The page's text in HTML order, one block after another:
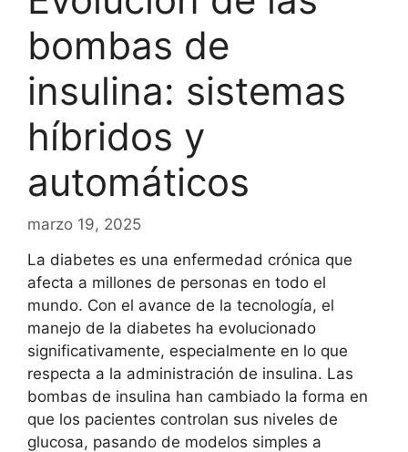
bombas de
insulina: sistemas
híbridos y
automáticos
marzo 19, 2025
La diabetes es una enfermedad crónica que
afecta a millones de personas en todo el
mundo. Con el avance de la tecnología, el
manejo de la diabetes ha evolucionado
significativamente, especialmente en lo que
respecta a la administración de insulina. Las
bombas de insulina han cambiado la forma en
que los pacientes controlan sus niveles de
glucosa, pasando de modelos simples a